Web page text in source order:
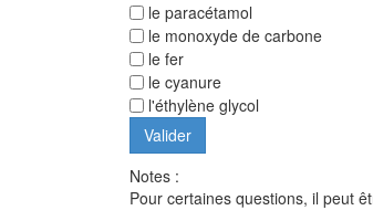
le paracétamol
le monoxyde de carbone
le fer
le cyanure
l'éthylène glycol
Notes :
Pour certaines questions, il peut